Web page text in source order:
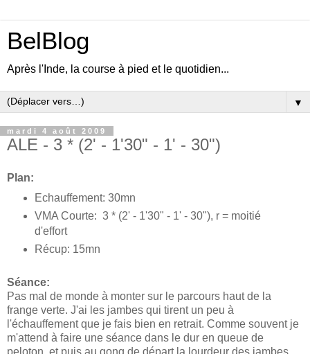
BelBlog
Après l'Inde, la course à pied et le quotidien...
▼
mardi 4 août 2009
ALE - 3 * (2' - 1'30" - 1' - 30")
Plan:
Echauffement: 30mn
VMA Courte: 3 * (2' - 1'30" - 1' - 30"), r = moitié
d'effort
Récup: 15mn
Séance:
Pas mal de monde à monter sur le parcours haut de la
frange verte. J'ai les jambes qui tirent un peu à
l'échauffement que je fais bien en retrait. Comme souvent je
m'attend à faire une séance dans le dur en queue de